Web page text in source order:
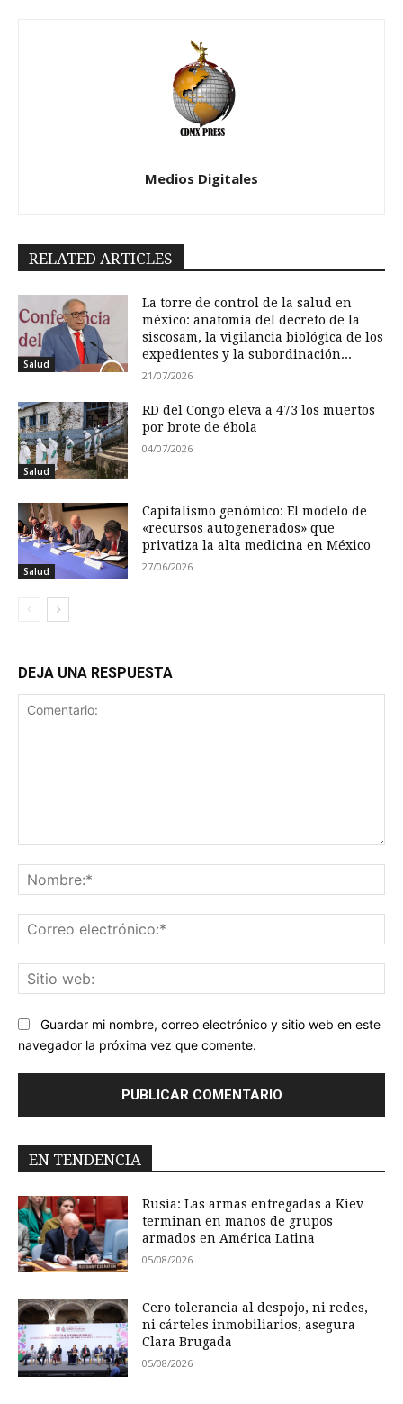
Medios Digitales
RELATED ARTICLES
Salud
La torre de control de la salud en
méxico: anatomía del decreto de la
siscosam, la vigilancia biológica de los
expedientes y la subordinación...
21/07/2026
Salud
RD del Congo eleva a 473 los muertos
por brote de ébola
04/07/2026
Salud
Capitalismo genómico: El modelo de
«recursos autogenerados» que
privatiza la alta medicina en México
27/06/2026
DEJA UNA RESPUESTA
Guardar mi nombre, correo electrónico y sitio web en este
navegador la próxima vez que comente.
EN TENDENCIA
Rusia: Las armas entregadas a Kiev
terminan en manos de grupos
armados en América Latina
05/08/2026
Cero tolerancia al despojo, ni redes,
ni cárteles inmobiliarios, asegura
Clara Brugada
05/08/2026